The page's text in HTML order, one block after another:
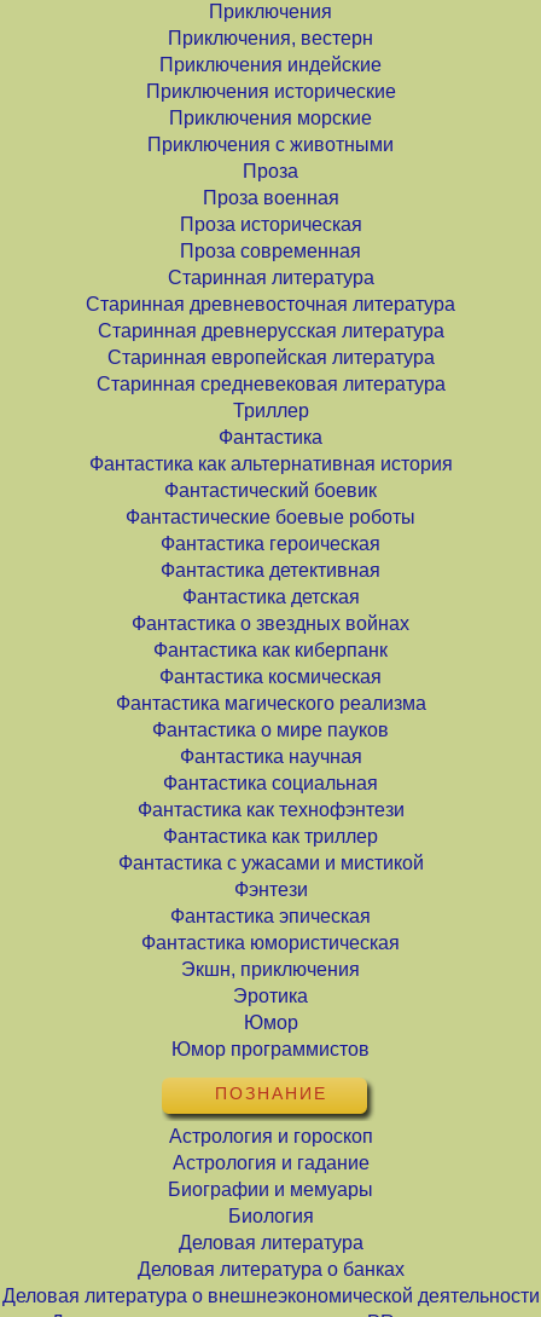
Приключения
Приключения, вестерн
Приключения индейские
Приключения исторические
Приключения морские
Приключения с животными
Проза
Проза военная
Проза историческая
Проза современная
Старинная литература
Старинная древневосточная литература
Старинная древнерусская литература
Старинная европейская литература
Старинная средневековая литература
Триллер
Фантастика
Фантастика как альтернативная история
Фантастический боевик
Фантастические боевые роботы
Фантастика героическая
Фантастика детективная
Фантастика детская
Фантастика о звездных войнах
Фантастика как киберпанк
Фантастика космическая
Фантастика магического реализма
Фантастика о мире пауков
Фантастика научная
Фантастика социальная
Фантастика как технофэнтези
Фантастика как триллер
Фантастика с ужасами и мистикой
Фэнтези
Фантастика эпическая
Фантастика юмористическая
Экшн, приключения
Эротика
Юмор
Юмор программистов
ПОЗНАНИЕ
Астрология и гороскоп
Астрология и гадание
Биографии и мемуары
Биология
Деловая литература
Деловая литература о банках
Деловая литература о внешнеэкономической деятельности